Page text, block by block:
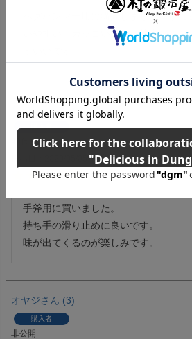
ペグハンマー用に購入しました。手に
いやすい。カッコいいし、他人のハン
かわち 2
女性
手斧用に買いました。
持ち手の滑り止めに良いです。
味が出てくるのが楽しみです。
オヤジ 3
購入者
非公開